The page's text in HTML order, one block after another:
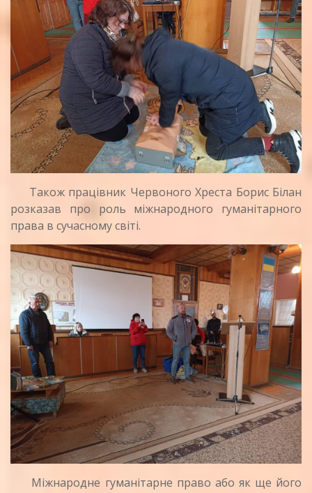
Також працівник Червоного Хреста Борис Білан
розказав про роль міжнародного гуманітарного
права в сучасному світі.
Міжнародне гуманітарне право або як ще його